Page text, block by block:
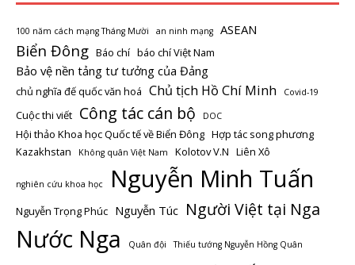
100 năm cách mạng Tháng Mười an ninh mạng ASEAN
Biển Đông Báo chí báo chí Việt Nam
Bảo vệ nền tảng tư tưởng của Đảng
chủ nghĩa đế quốc văn hoá Chủ tịch Hồ Chí Minh Covid-19
Cuộc thi viết Công tác cán bộ DOC
Hội thảo Khoa học Quốc tế về Biển Đông Hợp tác song phương
Kazakhstan
Không quân Việt Nam Kolotov V.N Liên Xô
nghiên cứu khoa học Nguyễn Minh Tuấn
Nguyễn Trọng Phúc Nguyễn Túc Người Việt tại Nga
Nước Nga Quân đội Thiếu tướng Nguyễn Hồng Quân